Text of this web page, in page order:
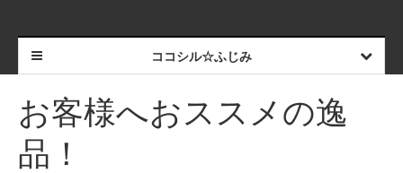
ココシル☆ふじみ
お客様へおススメの逸
品！